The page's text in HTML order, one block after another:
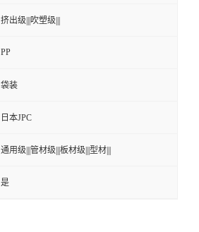
挤出级|||吹塑级|||
PP
袋装
日本JPC
通用级|||管材级|||板材级|||型材|||
是